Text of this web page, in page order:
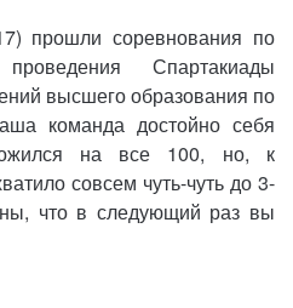
прошли соревнования по
Спартакиады
высшего образования по
команда достойно себя
на все 100, но, к
совсем чуть-чуть до 3-
что в следующий раз вы